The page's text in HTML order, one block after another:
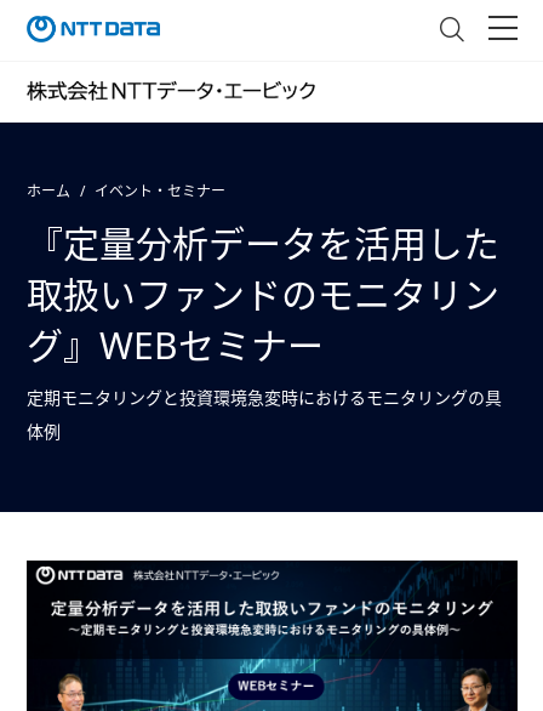
ホーム イベント・セミナー
『定量分析データを活用した
取扱いファンドのモニタリン
グ』WEBセミナー
定期モニタリングと投資環境急変時におけるモニタリングの具
体例